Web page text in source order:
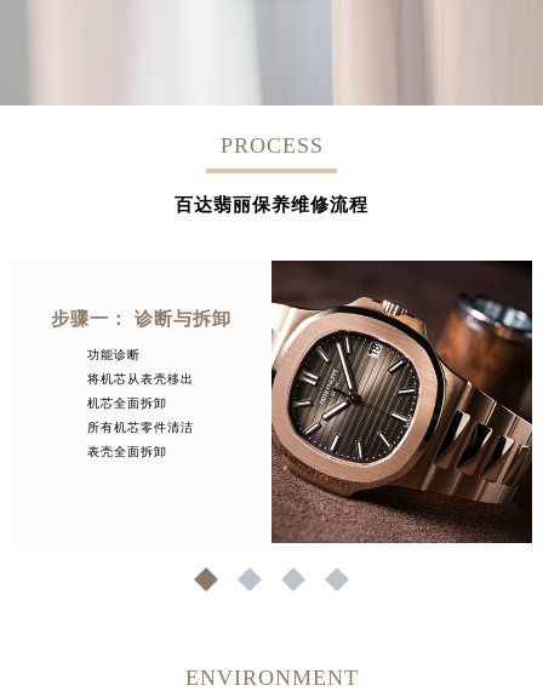
PROCESS
百达翡丽保养维修流程
步骤一： 诊断与拆卸
功能诊断
将机芯从表壳移出
机芯全面拆卸
所有机芯零件清洁
表壳全面拆卸
1 2 3 4
ENVIRONMENT